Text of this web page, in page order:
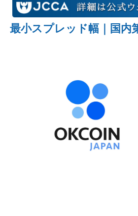
最小スプレッド幅｜国内